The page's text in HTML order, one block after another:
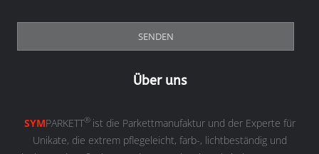
Über uns
SYMPARKETT® ist die Parkettmanufaktur und der Experte für
Unikate, die extrem pflegeleicht, farb-, lichtbeständig und